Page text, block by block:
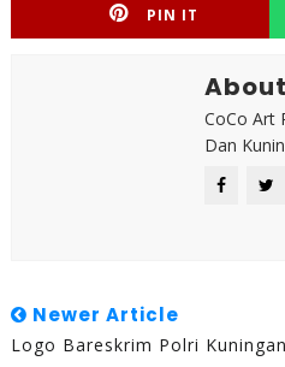
PIN IT
CoCo Art
Dan
Newer Article
Logo Bareskrim Polri